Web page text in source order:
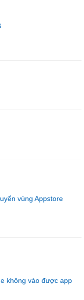
vùng Appstore
không vào được app